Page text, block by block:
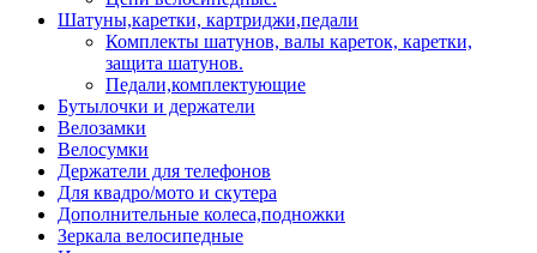
Шатуны,каретки, картриджи,педали
Комплекты шатунов, валы кареток, каретки,
защита шатунов.
Педали,комплектующие
Бутылочки и держатели
Велозамки
Велосумки
Держатели для телефонов
Для квадро/мото и скутера
Дополнительные колеса,подножки
Зеркала велосипедные